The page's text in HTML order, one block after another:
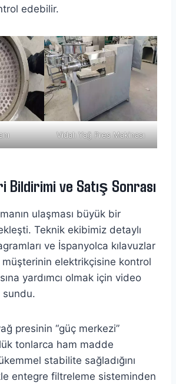
edebilir.
Vidalı Yağ Pres Makinası
Bildirimi ve Satış Sonrası
ulaşması büyük bir
Teknik ekibimiz detaylı
ve İspanyolca kılavuzlar
müşterinin elektrikçisine kontrol
yardımcı olmak için video
sundu.
presinin “güç merkezi”
tonlarca ham madde
stabilite sağladığını
entegre filtreleme sisteminden